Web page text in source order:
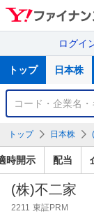
ログイ
サ
トップ 日本株
銘
検
索
トップ 日本株
時開示 配当
(株)不二家
2211 東証PRM